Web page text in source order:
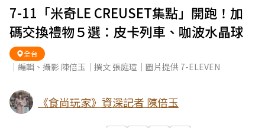
7-11「米奇LE CREUSET集點」開跑！加
碼交換禮物５選：皮卡列車、咖波水晶球
全台
｜編輯、攝影 陳倍玉｜撰文 張庭瑄｜圖片提供 7-ELEVEN
《食尚玩家》資深記者 陳倍玉